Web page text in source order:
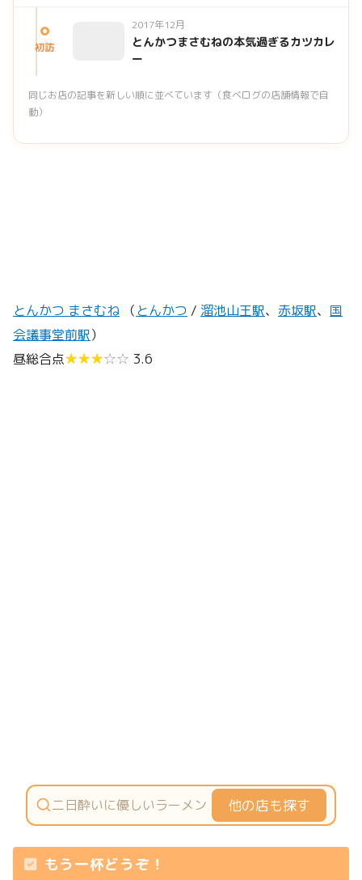
初訪
2017年12月
とんかつまさむねの本気過ぎるカツカレ
ー
同じお店の記事を新しい順に並べています（食べログの店舗情報で自
動）
とんかつ まさむね （とんかつ / 溜池山王駅、 赤坂駅、 国
会議事堂前駅）
昼総合点★★★☆☆ 3.6
他の店も探す
もう一杯どうぞ！